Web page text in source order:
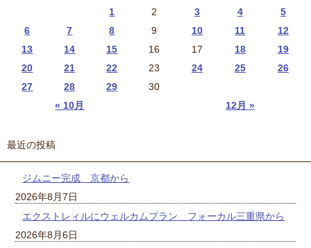
« 10月 12月 »
1 2 3 4
5
6
7 8 9 10 11
12
13
14 15 16 17 18
19
20
21 22 23 24 25
26
27
28 29 30
最近の投稿
ジムニー完成 京都から
2026年8月7日
エクストレィルにウェルカムプラン フォーカル三重県から
2026年8月6日